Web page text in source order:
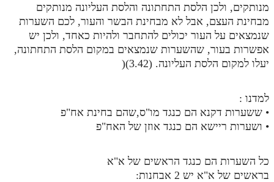
מנותקים, ולכן הלסת התחתונה והלסת העליונה מנותקים
מבחינת העצם, אבל לא מבחינת הבשר והעור, לכם השערות
שנמצאים על העור יכולים להתחבר ולהיות כאחד, ולכן יש
אפשרות בעור, שהשערות שנמצאים במקום הלסת התחתונה,
יעלו למקום הלסת העליונה. (3.42)(
למדנו :
• ששערות דקנא הם כנגד מו"ס,שהם בחינת אח"פ
• ושערות ריישא הם כנגד אוזן של האח"פ
כל השערות הם כנגד הראשים של א"א
בראשים של א"א יש 2 אבחנות: